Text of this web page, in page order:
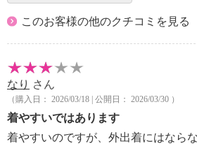
このお客様の他のクチコミを見る
なり さん
（購入日： 2026/03/18 | 公開日： 2026/03/30 ）
着やすいではあります
着やすいのですが、外出着にはならな